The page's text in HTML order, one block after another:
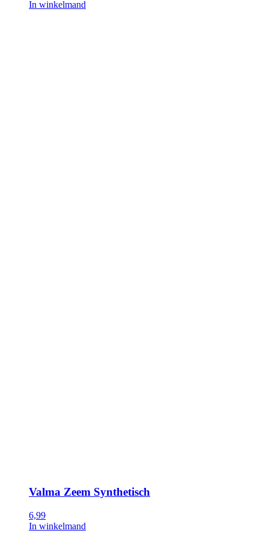
In winkelmand
Valma Zeem Synthetisch
6,99
In winkelmand